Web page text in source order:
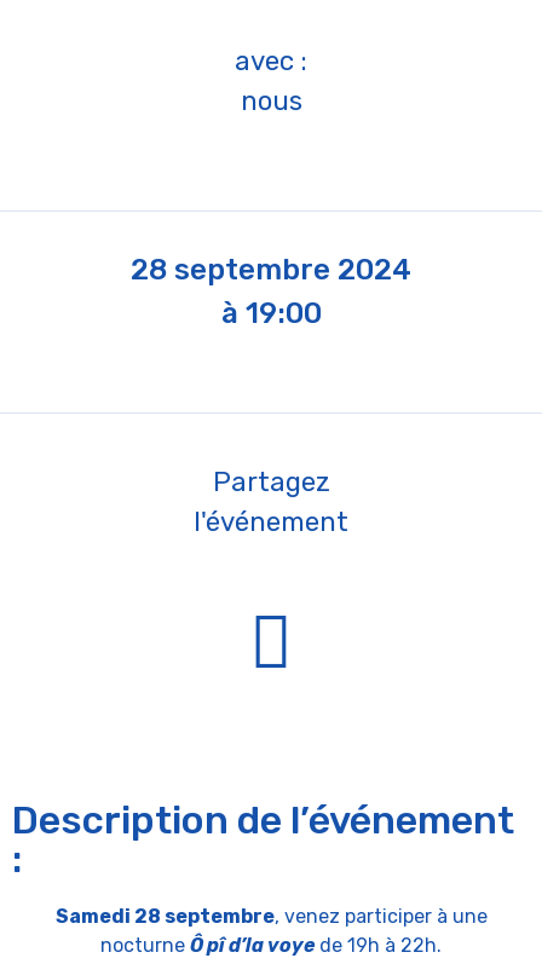
avec :
nous
28 septembre 2024
à 19:00
Partagez
l'événement
Description de l’événement
:
Samedi 28 septembre, venez participer à une
nocturne Ô pî d’la voyede 19h à 22h.